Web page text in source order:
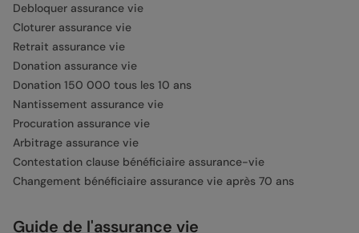
Debloquer assurance vie
Cloturer assurance vie
Retrait assurance vie
Donation assurance vie
Donation 150 000 tous les 10 ans
Nantissement assurance vie
Procuration assurance vie
Arbitrage assurance vie
Contestation clause bénéficiaire assurance-vie
Changement bénéficiaire assurance vie après 70 ans
Guide de l'assurance vie